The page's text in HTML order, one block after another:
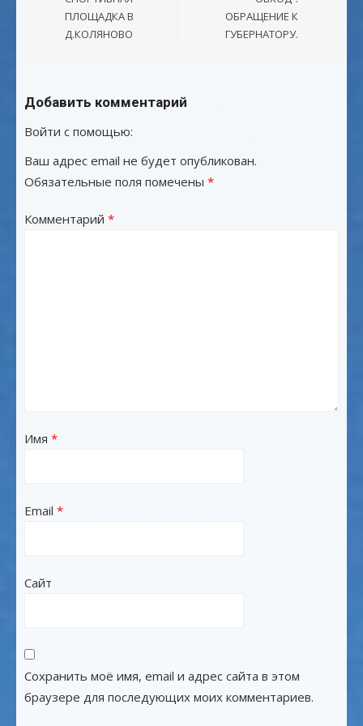
ПЛОЩАДКА В
Д.КОЛЯНОВО
ОБРАЩЕНИЕ К
ГУБЕРНАТОРУ.
Добавить комментарий
Войти с помощью:
Ваш адрес email не будет опубликован.
Обязательные поля помечены *
Комментарий *
Имя *
Email *
Сайт
Сохранить моё имя, email и адрес сайта в этом
браузере для последующих моих комментариев.